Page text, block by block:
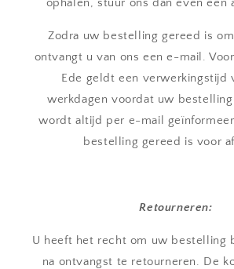
ophalen, stuur ons dan even een
Zodra uw bestelling gereed is
ontvangt u van ons een e-mail.
Ede geldt een verwerkingstijd
werkdagen voordat uw bestelling
wordt altijd per e-mail
bestelling gereed is voor
Retourneren:
U heeft het recht om uw bestelling
na ontvangst te retourneren. De